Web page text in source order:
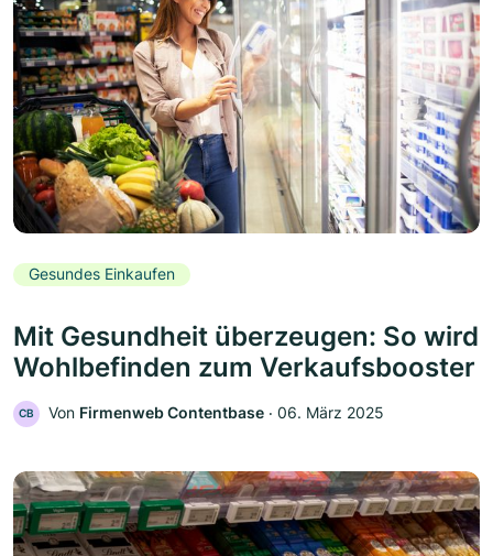
Gesundes Einkaufen
Mit Gesundheit überzeugen: So wird
Wohlbefinden zum Verkaufsbooster
CB Von Firmenweb Contentbase ‧ 06. März 2025